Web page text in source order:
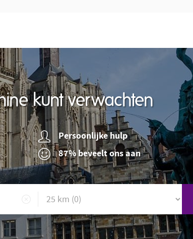
kunt verwachten
Persoonlijke hulp
87% beveelt ons aan